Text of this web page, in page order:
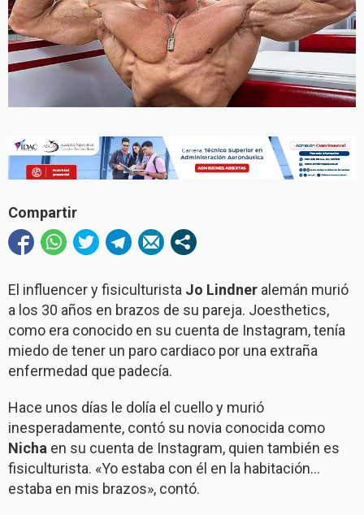
Compartir
El influencer y fisiculturista Jo Lindner alemán murió
a los 30 años en brazos de su pareja. Joesthetics,
como era conocido en su cuenta de Instagram, tenía
miedo de tener un paro cardiaco por una extraña
enfermedad que padecía.
Hace unos días le dolía el cuello y murió
inesperadamente, contó su novia conocida como
Nicha en su cuenta de Instagram, quien también es
fisiculturista. «Yo estaba con él en la habitación…
estaba en mis brazos», contó.